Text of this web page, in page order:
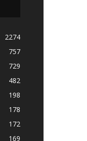
2274
757
729
482
198
178
172
169